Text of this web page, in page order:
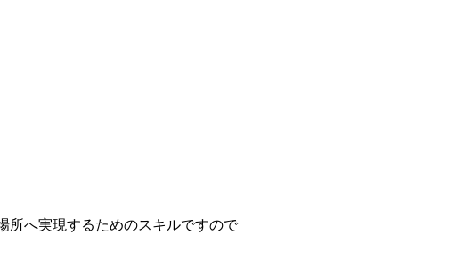
所へ実現するためのスキルですので